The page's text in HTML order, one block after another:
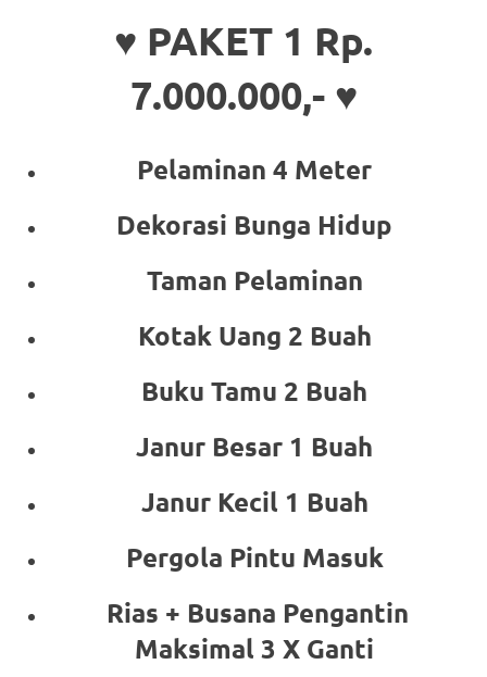
♥ PAKET 1 Rp.
7.000.000,- ♥
Pelaminan 4 Meter
Dekorasi Bunga Hidup
Taman Pelaminan
Kotak Uang 2 Buah
Buku Tamu 2 Buah
Janur Besar 1 Buah
Janur Kecil 1 Buah
Pergola Pintu Masuk
Rias + Busana Pengantin
Maksimal 3 X Ganti